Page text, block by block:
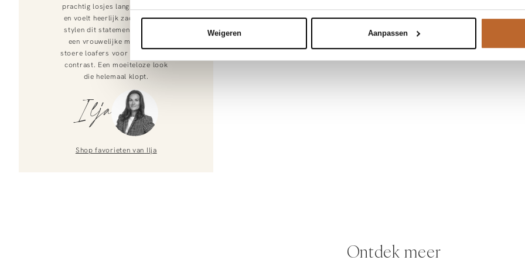
Weigeren Aanpassen
prachtig losjes langs je lichaam
en voelt heerlijk zacht aan. Wij
stylen dit statement piece met
een vrouwelijke midi-rok en
stoere loafers voor het perfecte
contrast. Een moeiteloze look
die helemaal klopt.
Ilja
Shop favorieten van Ilja
Ontdek meer